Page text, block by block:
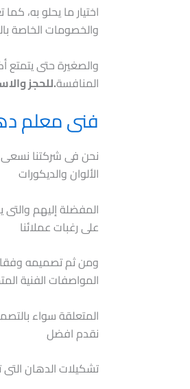
اختيار ما يحلو به،
والخصومات الخاصة
والصغيرة حتى يتمتع
المنافسة.للحجز
فنى معلم
نحن فى شركتنا نسعى
الألوان والديكورات
المفضلة إليهم
على رغبات عملائنا
ومن ثم تصميمه
المواصفات الفنية
المتعلقة سواء
نقدم افضل
تشكيلات الدهان